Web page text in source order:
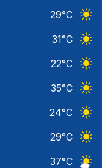
29°C
31°C
22°C
35°C
24°C
29°C
37°C